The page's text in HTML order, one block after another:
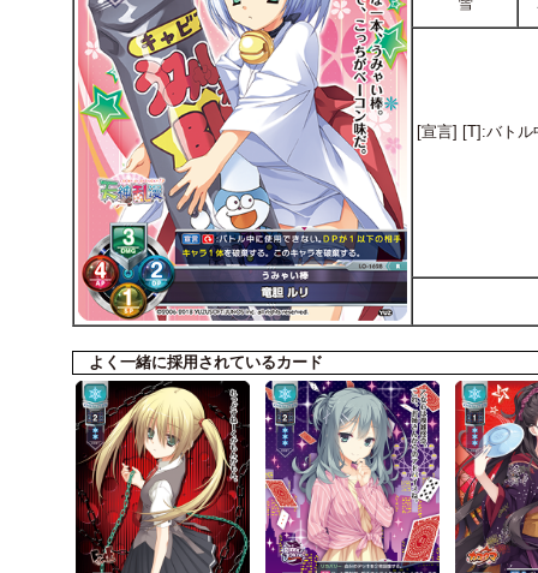
[宣言] [T]:バトル
よく一緒に採用されているカード